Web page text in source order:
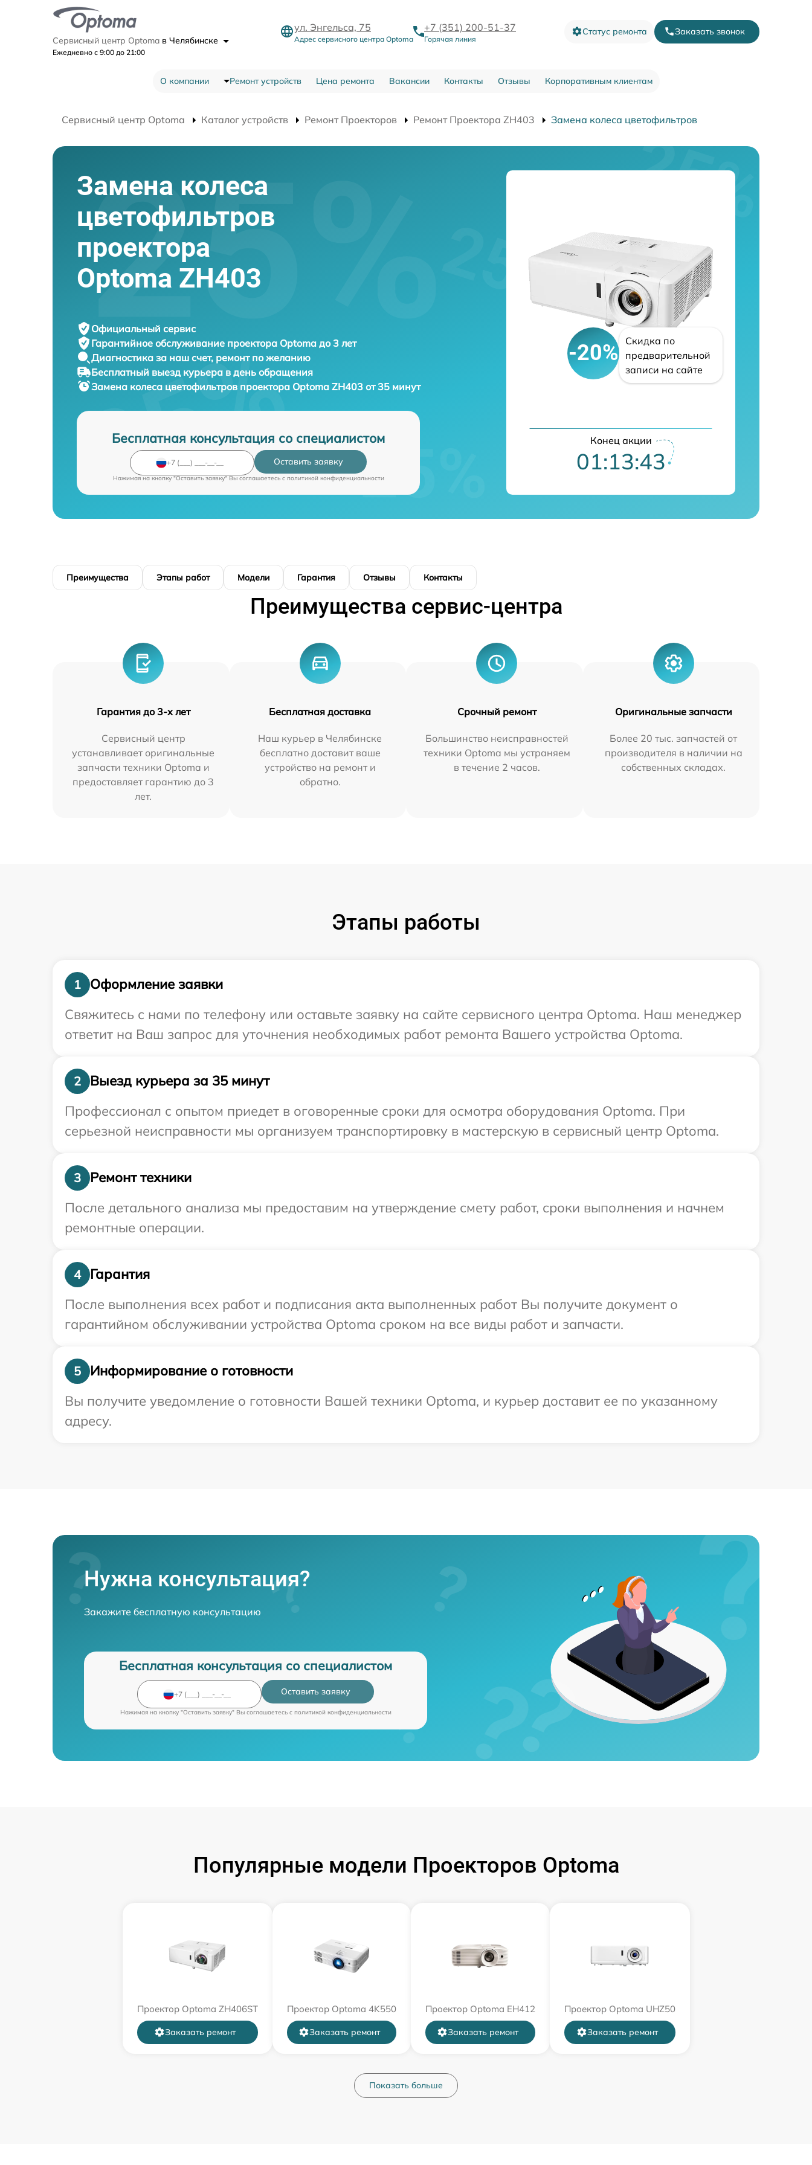
Сервисный центр Optoma в Челябинске
Ежедневно с 9:00 до 21:00
ул. Энгельса, 75
Адрес сервисного центра Optoma
+7 (351) 200-51-37
Горячая линия
Статус ремонта Заказать звонок
О компании Ремонт устройств Цена ремонта Вакансии Контакты Отзывы Корпоративным клиентам
Сервисный центр Optoma Каталог устройств Ремонт Проекторов Ремонт Проектора ZH403 Замена колеса цветофильтров
Замена колеса
цветофильтров
проектора
Optoma ZH403
Официальный сервис
Гарантийное обслуживание проектора Optoma до 3 лет
Диагностика за наш счет, ремонт по желанию
Бесплатный выезд курьера в день обращения
Замена колеса цветофильтров проектора Optoma ZH403 от 35 минут
Бесплатная консультация со специалистом
Оставить заявку
Нажимая на кнопку "Оставить заявку" Вы соглашаетесь c политикой конфиденциальности
-20%
Скидка по
предварительной
записи на сайте
Конец акции
01:13:42
Преимущества Этапы работ Модели Гарантия Отзывы Контакты
Преимущества сервис-центра
Гарантия до 3-х лет
Сервисный центр
устанавливает оригинальные
запчасти техники Optoma и
предоставляет гарантию до 3
лет.
Бесплатная доставка
Наш курьер в Челябинске
бесплатно доставит ваше
устройство на ремонт и
обратно.
Срочный ремонт
Большинство неисправностей
техники Optoma мы устраняем
в течение 2 часов.
Оригинальные запчасти
Более 20 тыс. запчастей от
производителя в наличии на
собственных складах.
Этапы работы
1
Оформление заявки
Свяжитесь с нами по телефону или оставьте заявку на сайте сервисного центра Optoma. Наш менеджер
ответит на Ваш запрос для уточнения необходимых работ ремонта Вашего устройства Optoma.
2
Выезд курьера за 35 минут
Профессионал с опытом приедет в оговоренные сроки для осмотра оборудования Optoma. При
серьезной неисправности мы организуем транспортировку в мастерскую в сервисный центр Optoma.
3
Ремонт техники
После детального анализа мы предоставим на утверждение смету работ, сроки выполнения и начнем
ремонтные операции.
4
Гарантия
После выполнения всех работ и подписания акта выполненных работ Вы получите документ о
гарантийном обслуживании устройства Optoma сроком на все виды работ и запчасти.
5
Информирование о готовности
Вы получите уведомление о готовности Вашей техники Optoma, и курьер доставит ее по указанному
адресу.
Нужна консультация?
Закажите бесплатную консультацию
Бесплатная консультация со специалистом
Оставить заявку
Нажимая на кнопку "Оставить заявку" Вы соглашаетесь c политикой конфиденциальности
Популярные модели Проекторов Optoma
Проектор Optoma ZH406ST
Заказать ремонт
Проектор Optoma 4K550
Заказать ремонт
Проектор Optoma EH412
Заказать ремонт
Проектор Optoma UHZ50
Заказать ремонт
Показать больше